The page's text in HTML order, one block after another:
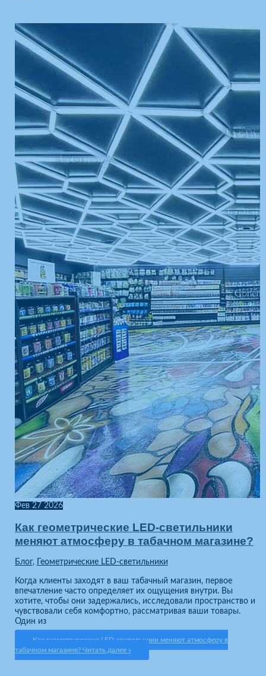
Фев 27 2026
Как геометрические LED-светильники
меняют атмосферу в табачном магазине?
Блог, Геометрические LED-светильники
Когда клиенты заходят в ваш табачный магазин, первое
впечатление часто определяет их ощущения внутри. Вы
хотите, чтобы они задержались, исследовали пространство и
чувствовали себя комфортно, рассматривая ваши товары.
Один из
Как геометрические LED-светильники меняют атмосферу в
табачном магазине?Читать далее »